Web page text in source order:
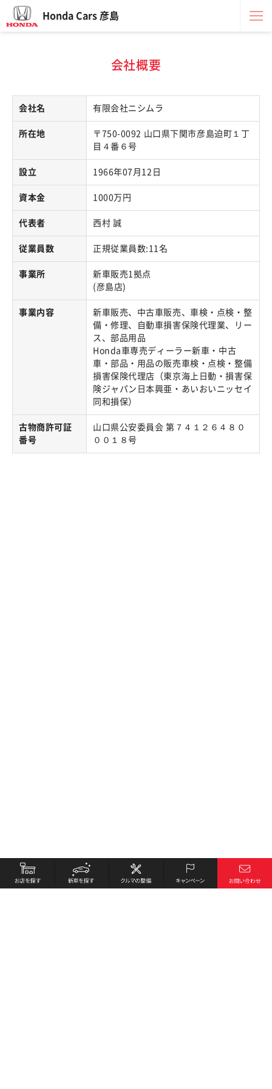
Honda Cars 彦島
会社概要
会社名 有限会社ニシムラ
所在地
〒750-0092 山口県下関市彦島迫町１丁
目４番６号
設立 1966年07月12日
資本金 1000万円
代表者 西村 誠
従業員数 正規従業員数:11名
事業所
新車販売1拠点
(彦島店)
事業内容
新車販売、中古車販売、車検・点検・整
備・修理、自動車損害保険代理業、リー
ス、部品用品
Honda車専売ディーラー新車・中古
車・部品・用品の販売車検・点検・整備
損害保険代理店（東京海上日動・損害保
険ジャパン日本興亜・あいおいニッセイ
同和損保）
古物商許可証
番号
山口県公安委員会 第７４１２６４８０
００１８号